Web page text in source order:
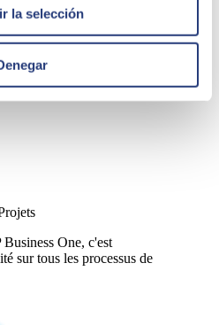
la selección
One, c'est
sur tous les processus de